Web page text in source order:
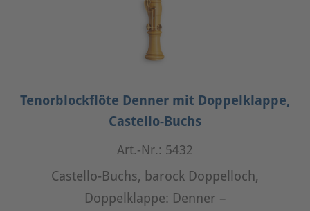
Tenorblockflöte Denner mit Doppelklappe,
Castello-Buchs
Art.-Nr.: 5432
Castello-Buchs, barock Doppelloch,
Doppelklappe: Denner –